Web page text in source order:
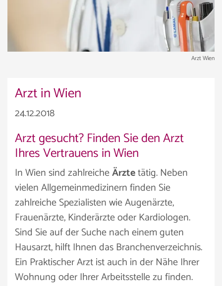
Arzt Wien
Arzt in Wien
24.12.2018
Arzt gesucht? Finden Sie den Arzt
Ihres Vertrauens in Wien
In Wien sind zahlreicheÄrztetätig. Neben
vielen Allgemeinmedizinern finden Sie
zahlreiche Spezialisten wie Augenärzte,
Frauenärzte, Kinderärzte oder Kardiologen.
Sind Sie auf der Suche nach einem guten
Hausarzt, hilft Ihnen das Branchenverzeichnis.
Ein Praktischer Arzt ist auch in der Nähe Ihrer
Wohnung oder Ihrer Arbeitsstelle zu finden.